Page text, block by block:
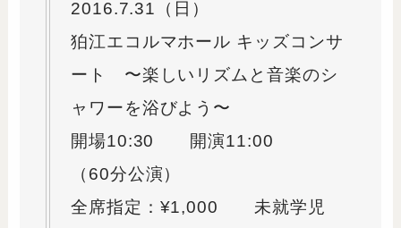
2016.7.31（日）
狛江エコルマホール キッズコンサ
ート 〜楽しいリズムと音楽のシ
ャワーを浴びよう〜
開場10:30 開演11:00
（60分公演）
全席指定：¥1,000 未就学児